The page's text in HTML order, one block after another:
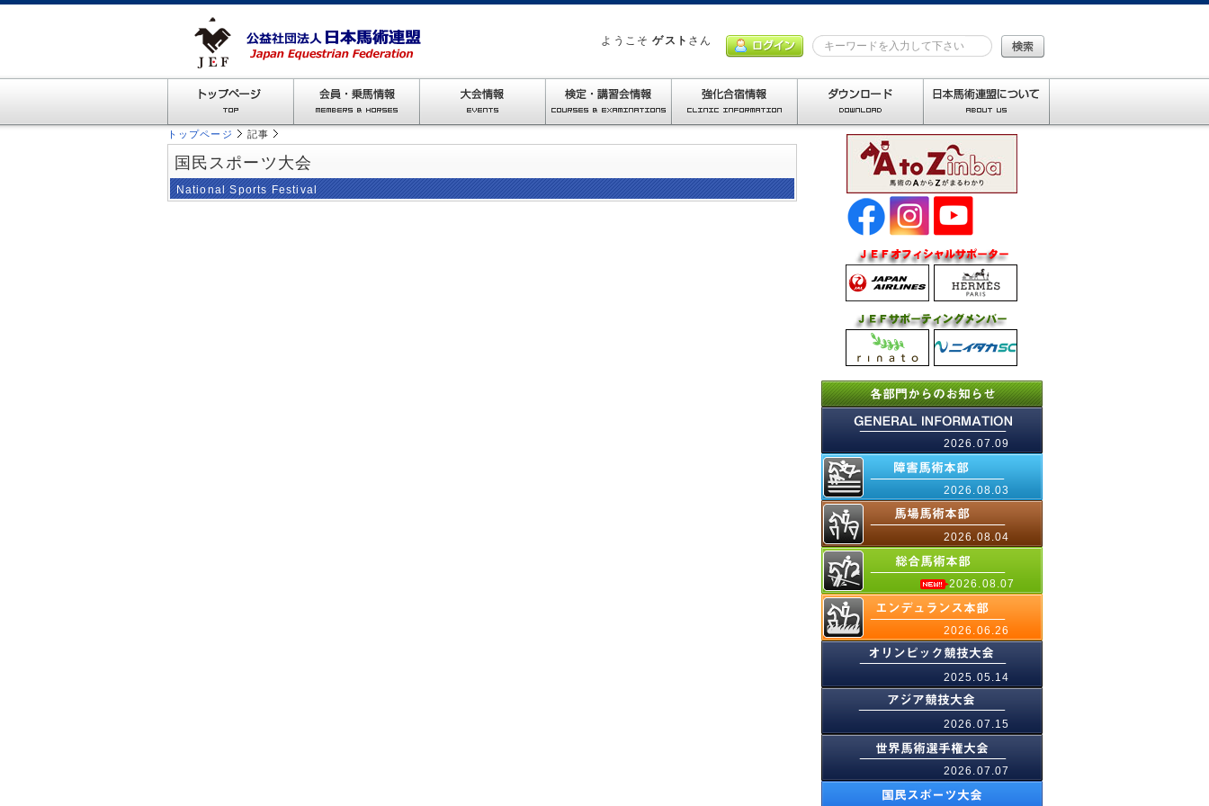
ようこそ ゲスト さん
トップページ 記事
国民スポーツ大会
National Sports Festival
2026.07.09
2026.08.03
2026.08.04
2026.08.07
2026.06.26
2025.05.14
2026.07.15
2026.07.07